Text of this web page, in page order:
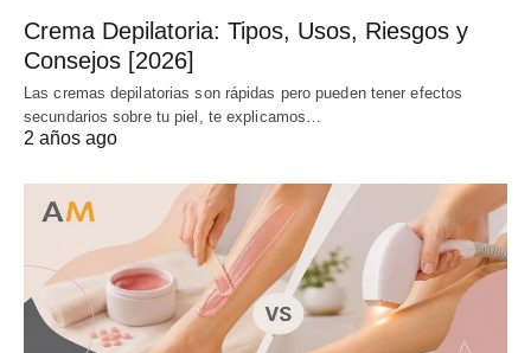
Crema Depilatoria: Tipos, Usos, Riesgos y
Consejos [2026]
Las cremas depilatorias son rápidas pero pueden tener efectos
secundarios sobre tu piel, te explicamos…
2 años ago